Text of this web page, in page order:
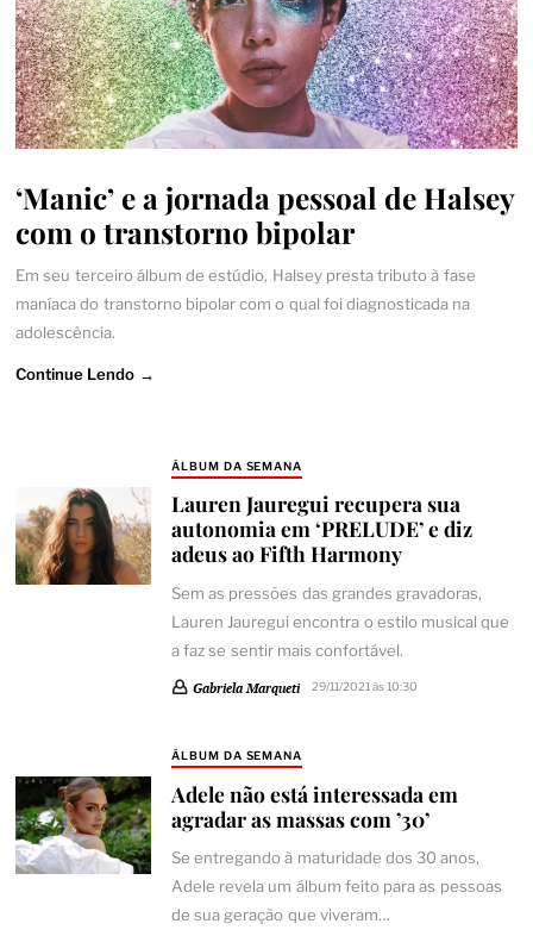
‘Manic’ e a jornada pessoal de Halsey
com o transtorno bipolar
Em seu terceiro álbum de estúdio, Halsey presta tributo à fase
maníaca do transtorno bipolar com o qual foi diagnosticada na
adolescência.
Continue Lendo →
ÁLBUM DA SEMANA
Lauren Jauregui recupera sua
autonomia em ‘PRELUDE’ e diz
adeus ao Fifth Harmony
Sem as pressões das grandes gravadoras,
Lauren Jauregui encontra o estilo musical que
a faz se sentir mais confortável.
Gabriela Marqueti 29/11/2021 às 10:30
ÁLBUM DA SEMANA
Adele não está interessada em
agradar as massas com ’30’
Se entregando à maturidade dos 30 anos,
Adele revela um álbum feito para as pessoas
de sua geração que viveram…